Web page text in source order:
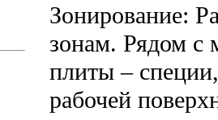
Зонирование:
зонам. Рядом с
плиты –
рабочей